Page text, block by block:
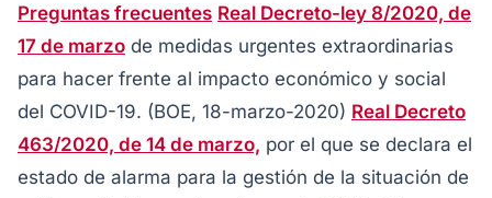
Preguntas frecuentes Real Decreto-ley 8/2020, de
17 de marzo de medidas urgentes extraordinarias
para hacer frente al impacto económico y social
del COVID-19. (BOE, 18-marzo-2020) Real Decreto
463/2020, de 14 de marzo, por el que se declara el
estado de alarma para la gestión de la situación de